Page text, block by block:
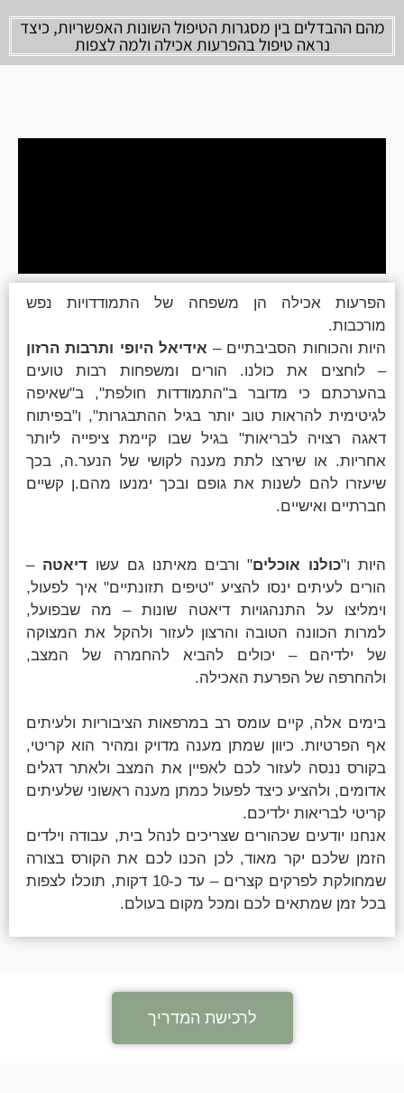
מהם ההבדלים בין מסגרות הטיפול השונות האפשריות, כיצד
נראה טיפול בהפרעות אכילה ולמה לצפות
הפרעות אכילה הן משפחה של התמודדויות נפש
מורכבות.
היות והכוחות הסביבתיים –אידיאל היופי ותרבות הרזון
– לוחצים את כולנו. הורים ומשפחות רבות טועים
בהערכתם כי מדובר ב"התמודדות חולפת", ב"שאיפה
לגיטימית להראות טוב יותר בגיל ההתבגרות", ו"בפיתוח
דאגה רצויה לבריאות" בגיל שבו קיימת ציפייה ליותר
אחריות. או שירצו לתת מענה לקושי של הנער.ה, בכך
שיעזרו להם לשנות את גופם ובכך ימנעו מהם.ן קשיים
חברתיים ואישיים.
היות ו"כולנו אוכלים" ורבים מאיתנו גם עשו דיאטה–
הורים לעיתים ינסו להציע "טיפים תזונתיים" איך לפעול,
וימליצו על התנהגויות דיאטה שונות – מה שבפועל,
למרות הכוונה הטובה והרצון לעזור ולהקל את המצוקה
של ילדיהם – יכולים להביא להחמרה של המצב,
ולהחרפה של הפרעת האכילה.
בימים אלה, קיים עומס רב במרפאות הציבוריות ולעיתים
אף הפרטיות. כיוון שמתן מענה מדויק ומהיר הוא קריטי,
בקורס ננסה לעזור לכם לאפיין את המצב ולאתר דגלים
אדומים, ולהציע כיצד לפעול כמתן מענה ראשוני שלעיתים
קריטי לבריאות ילדיכם.
אנחנו יודעים שכהורים שצריכים לנהל בית, עבודה וילדים
הזמן שלכם יקר מאוד, לכן הכנו לכם את הקורס בצורה
שמחולקת לפרקים קצרים – עד כ-10 דקות, תוכלו לצפות
בכל זמן שמתאים לכם ומכל מקום בעולם.
לרכישת המדריך